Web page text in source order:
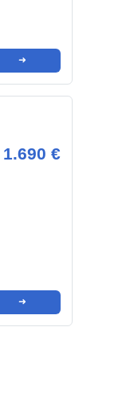
➜
1.690 €
➜